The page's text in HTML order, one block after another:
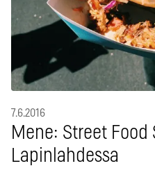
7.6.2016
Mene: Street Food
Lapinlahdessa